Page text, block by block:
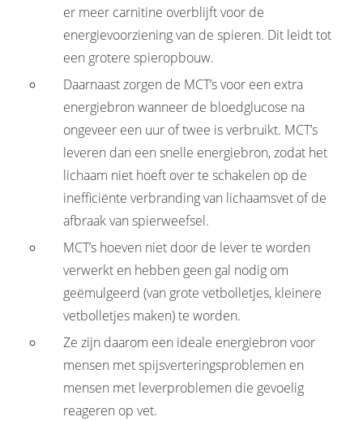
er meer carnitine overblijft voor de
energievoorziening van de spieren. Dit leidt tot
een grotere spieropbouw.
Daarnaast zorgen de MCT’s voor een extra
energiebron wanneer de bloedglucose na
ongeveer een uur of twee is verbruikt. MCT’s
leveren dan een snelle energiebron, zodat het
lichaam niet hoeft over te schakelen op de
inefficiënte verbranding van lichaamsvet of de
afbraak van spierweefsel.
MCT’s hoeven niet door de lever te worden
verwerkt en hebben geen gal nodig om
geëmulgeerd (van grote vetbolletjes, kleinere
vetbolletjes maken) te worden.
Ze zijn daarom een ideale energiebron voor
mensen met spijsverteringsproblemen en
mensen met leverproblemen die gevoelig
reageren op vet.